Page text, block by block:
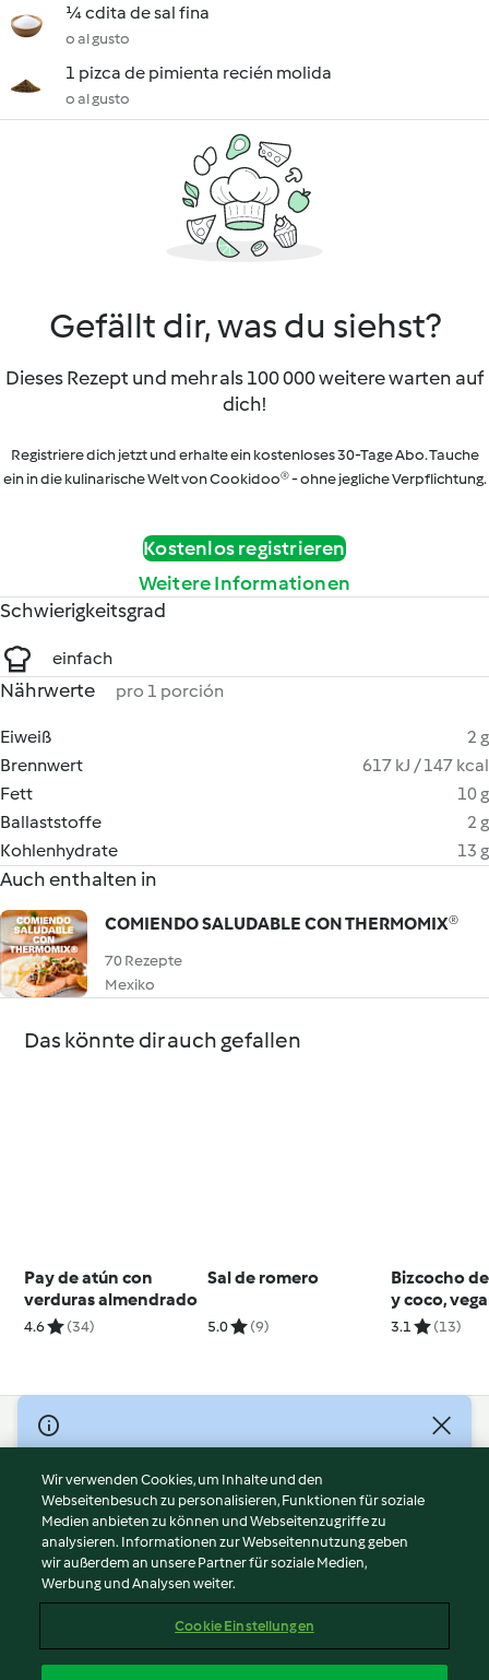
¼ cdita de sal fina
o al gusto
1 pizca de pimienta recién molida
o al gusto
Gefällt dir, was du siehst?
Dieses Rezept und mehr als 100 000 weitere warten auf
dich!
Registriere dich jetzt und erhalte ein kostenloses 30-Tage Abo. Tauche
ein in die kulinarische Welt von Cookidoo® - ohne jegliche Verpflichtung.
Kostenlos registrieren
Weitere Informationen
Schwierigkeitsgrad
einfach
Nährwerte pro 1 porción
Eiweiß
2 g
Brennwert
617 kJ / 147 kcal
Fett
10 g
Ballaststoffe
2 g
Kohlenhydrate
13 g
Auch enthalten in
COMIENDO SALUDABLE CON THERMOMIX®
70 Rezepte
Mexiko
Das könnte dir auch gefallen
Pay de atún con
verduras almendrado
4.6 (34)
Sal de romero
5.0 (9)
Bizcocho
y coco,
gluten
3.1 (13)
© Copyright 2026
Nutzungsbedingungen
Datenschutzrichtlinien
Disclaimer
Impressum
Cookies
Abo kündigen
Wir verwenden Cookies, um Inhalte und den
Webseitenbesuch zu personalisieren, Funktionen für soziale
Medien anbieten zu können und Webseitenzugriffe zu
analysieren. Informationen zur Webseitennutzung geben
wir außerdem an unsere Partner für soziale Medien,
Werbung und Analysen weiter.
Cookie Einstellungen